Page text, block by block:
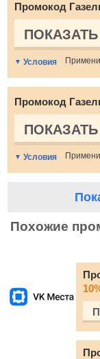
Промокод
Условия
Промокод
Условия
Похожие